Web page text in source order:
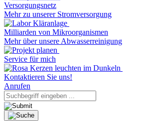
Versorgungsnetz
Mehr zu unserer Stromversorgung
Milliarden von Mikroorganismen
Mehr über unsere Abwasserreinigung
Service für mich
Kontaktieren Sie uns!
Anrufen